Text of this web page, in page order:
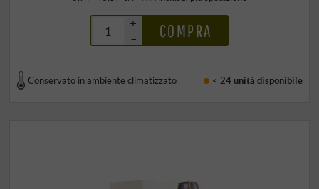
+
–
COMPRA
Conservato in ambiente climatizzato < 24 unità disponibile